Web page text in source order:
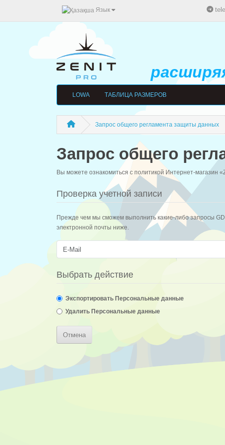
Язык
LOWA ТАБЛИЦА РАЗМЕРОВ
Запрос общего регламента защиты данных
Запрос общего
Вы можете ознакомиться с политикой Интернет-магазин
Проверка учетной записи
Прежде чем мы сможем выполнить какие-либо запросы
электронной почты ниже.
Выбрать действие
Экспортировать Персональные данные
Удалить Персональные данные
Отмена